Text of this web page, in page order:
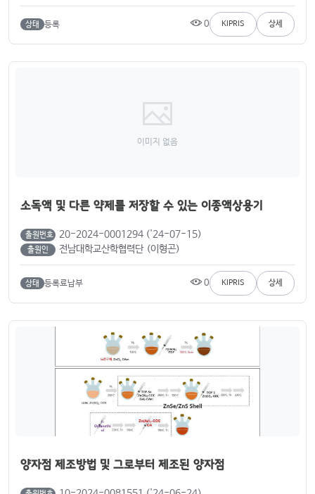
상태 등록 0 KIPRIS 상세
이미지 없음
소독액 및 다른 약제를 저장할 수 있는 이종액상용기
출원번호 20-2024-0001294 ('24-07-15)
출원인 전남대학교산학협력단 (이형곤)
상태 등록료납부 0 KIPRIS 상세
양자점 제조방법 및 그로부터 제조된 양자점